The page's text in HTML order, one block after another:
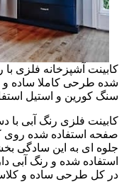
کابینت آشپزخانه فلزی
شده طرحی کاملا ساده و
سنگ کورین و استیل
کابینت فلزی رنگ آبی با
صفحه استفاده شده روی
جلوه ای به این سادگی
استفاده شده و رنگ آبی
در کل طرحی ساده و